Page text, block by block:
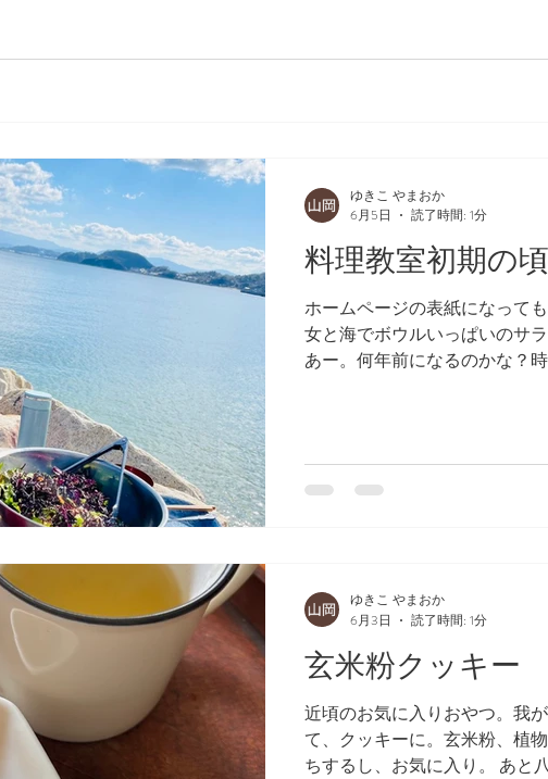
料理教室初期の頃
ホームページの表紙になって
女と海でボウルいっぱいのサ
あー。何年前になるのかな？
ゆきこ やまおか
6月5日
読了時間: 1分
玄米粉クッキー
近頃のお気に入りおやつ。我
て、クッキーに。玄米粉、植
ちするし、お気に入り。 あと
ゆきこ やまおか
6月3日
読了時間: 1分